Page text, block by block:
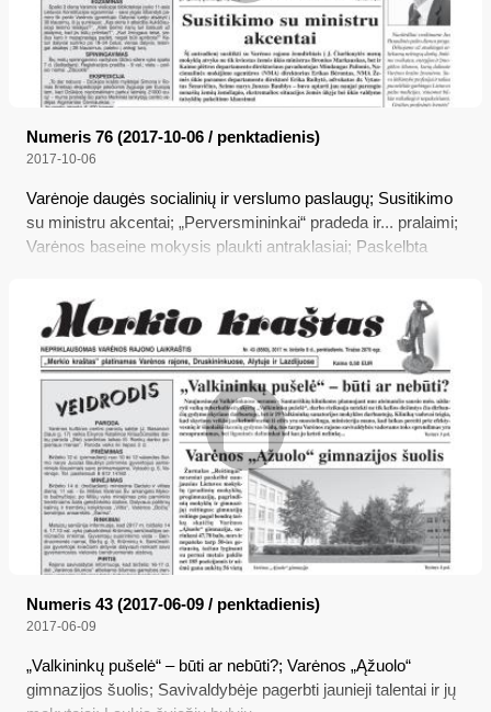
Numeris 76 (2017-10-06 / penktadienis)
2017-10-06
Varėnoje daugės socialinių ir verslumo paslaugų; Susitikimo
su ministru akcentai; „Perversmininkai“ pradeda ir... pralaimi;
Varėnos baseine mokysis plaukti antraklasiai; Paskelbta
Numeris 43 (2017-06-09 / penktadienis)
2017-06-09
„Valkininkų pušelė“ – būti ar nebūti?; Varėnos „Ąžuolo“
gimnazijos šuolis; Savivaldybėje pagerbti jaunieji talentai ir jų